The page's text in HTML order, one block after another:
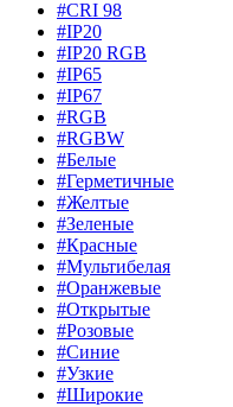
#CRI 98
#IP20
#IP20 RGB
#IP65
#IP67
#RGB
#RGBW
#Белые
#Герметичные
#Желтые
#Зеленые
#Красные
#Мультибелая
#Оранжевые
#Открытые
#Розовые
#Синие
#Узкие
#Широкие